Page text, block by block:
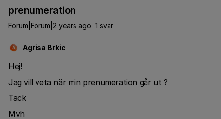
prenumeration
Forum|Forum|2 years ago 1 svar
A Agrisa Brkic
Hej!
Jag vill veta när min prenumeration går ut ?
Tack
Mvh